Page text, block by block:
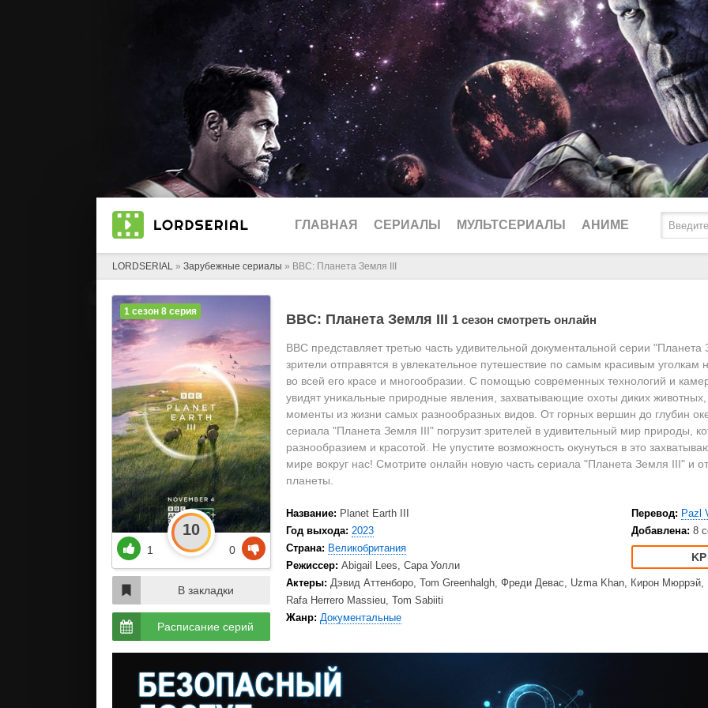
ГЛАВНАЯ СЕРИАЛЫ
2025
2023
2021
2020
Корея Южная
Биографические
Вестерны
Документальные
Детективы
Драмы
Исторические
Ужасы
МУЛЬТСЕРИАЛЫ АНИМЕ
LORDSERIAL » Зарубежные сериалы » BBC: Планета Земля III
BBC: Планета Земля III 1 сезон смотреть онлайн
BBC представляет третью часть удивительной документальной серии
зрители отправятся в увлекательное путешествие по самым красивым
во всей его красе и многообразии. С помощью современных технологий и
увидят уникальные природные явления, захватывающие охоты диких
моменты из жизни самых разнообразных видов. От горных вершин до глубин
сериала "Планета Земля III" погрузит зрителей в удивительный мир природы,
разнообразием и красотой. Не упустите возможность окунуться в это
мире вокруг нас! Смотрите онлайн новую часть сериала "Планета Земля III" и
планеты.
Название: Planet Earth III
Год выхода: 2023
Страна: Великобритания
Режиссер: Abigail Lees, Сара Уолли
Перевод: Pazl
Добавлена: 8
Актеры: Дэвид Аттенборо, Tom Greenhalgh, Фреди Девас, Uzma Khan, Кирон
Rafa Herrero Massieu, Tom Sabiiti
Жанр: Документальные
1 сезон 8 серия
1
10
0
В закладки
Расписание серий